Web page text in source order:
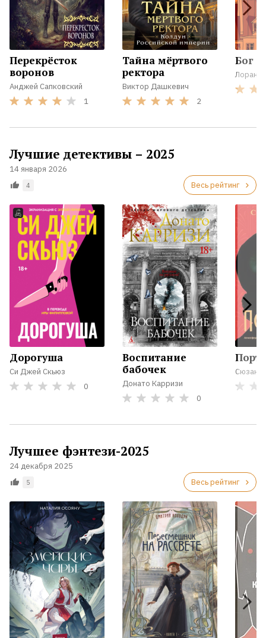
Перекрёсток
воронов
Анджей Сапковский
1
Тайна мёртвого
ректора
Виктор Дашкевич
2
Бог
Лоран
Лучшие детективы – 2025
14 января 2026
4 Весь рейтинг
Дорогуша
Си Джей Скьюз
0
Воспитание
бабочек
Донато Карризи
0
Сюзан
Лучшее фэнтези-2025
24 декабря 2025
5 Весь рейтинг